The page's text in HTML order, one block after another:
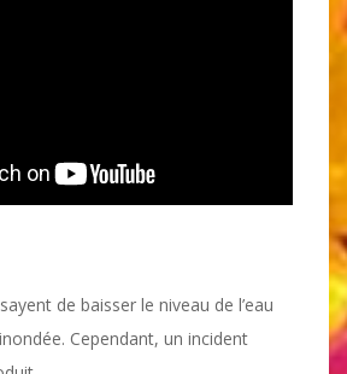
de baisser le niveau de l’eau
Cependant, un incident